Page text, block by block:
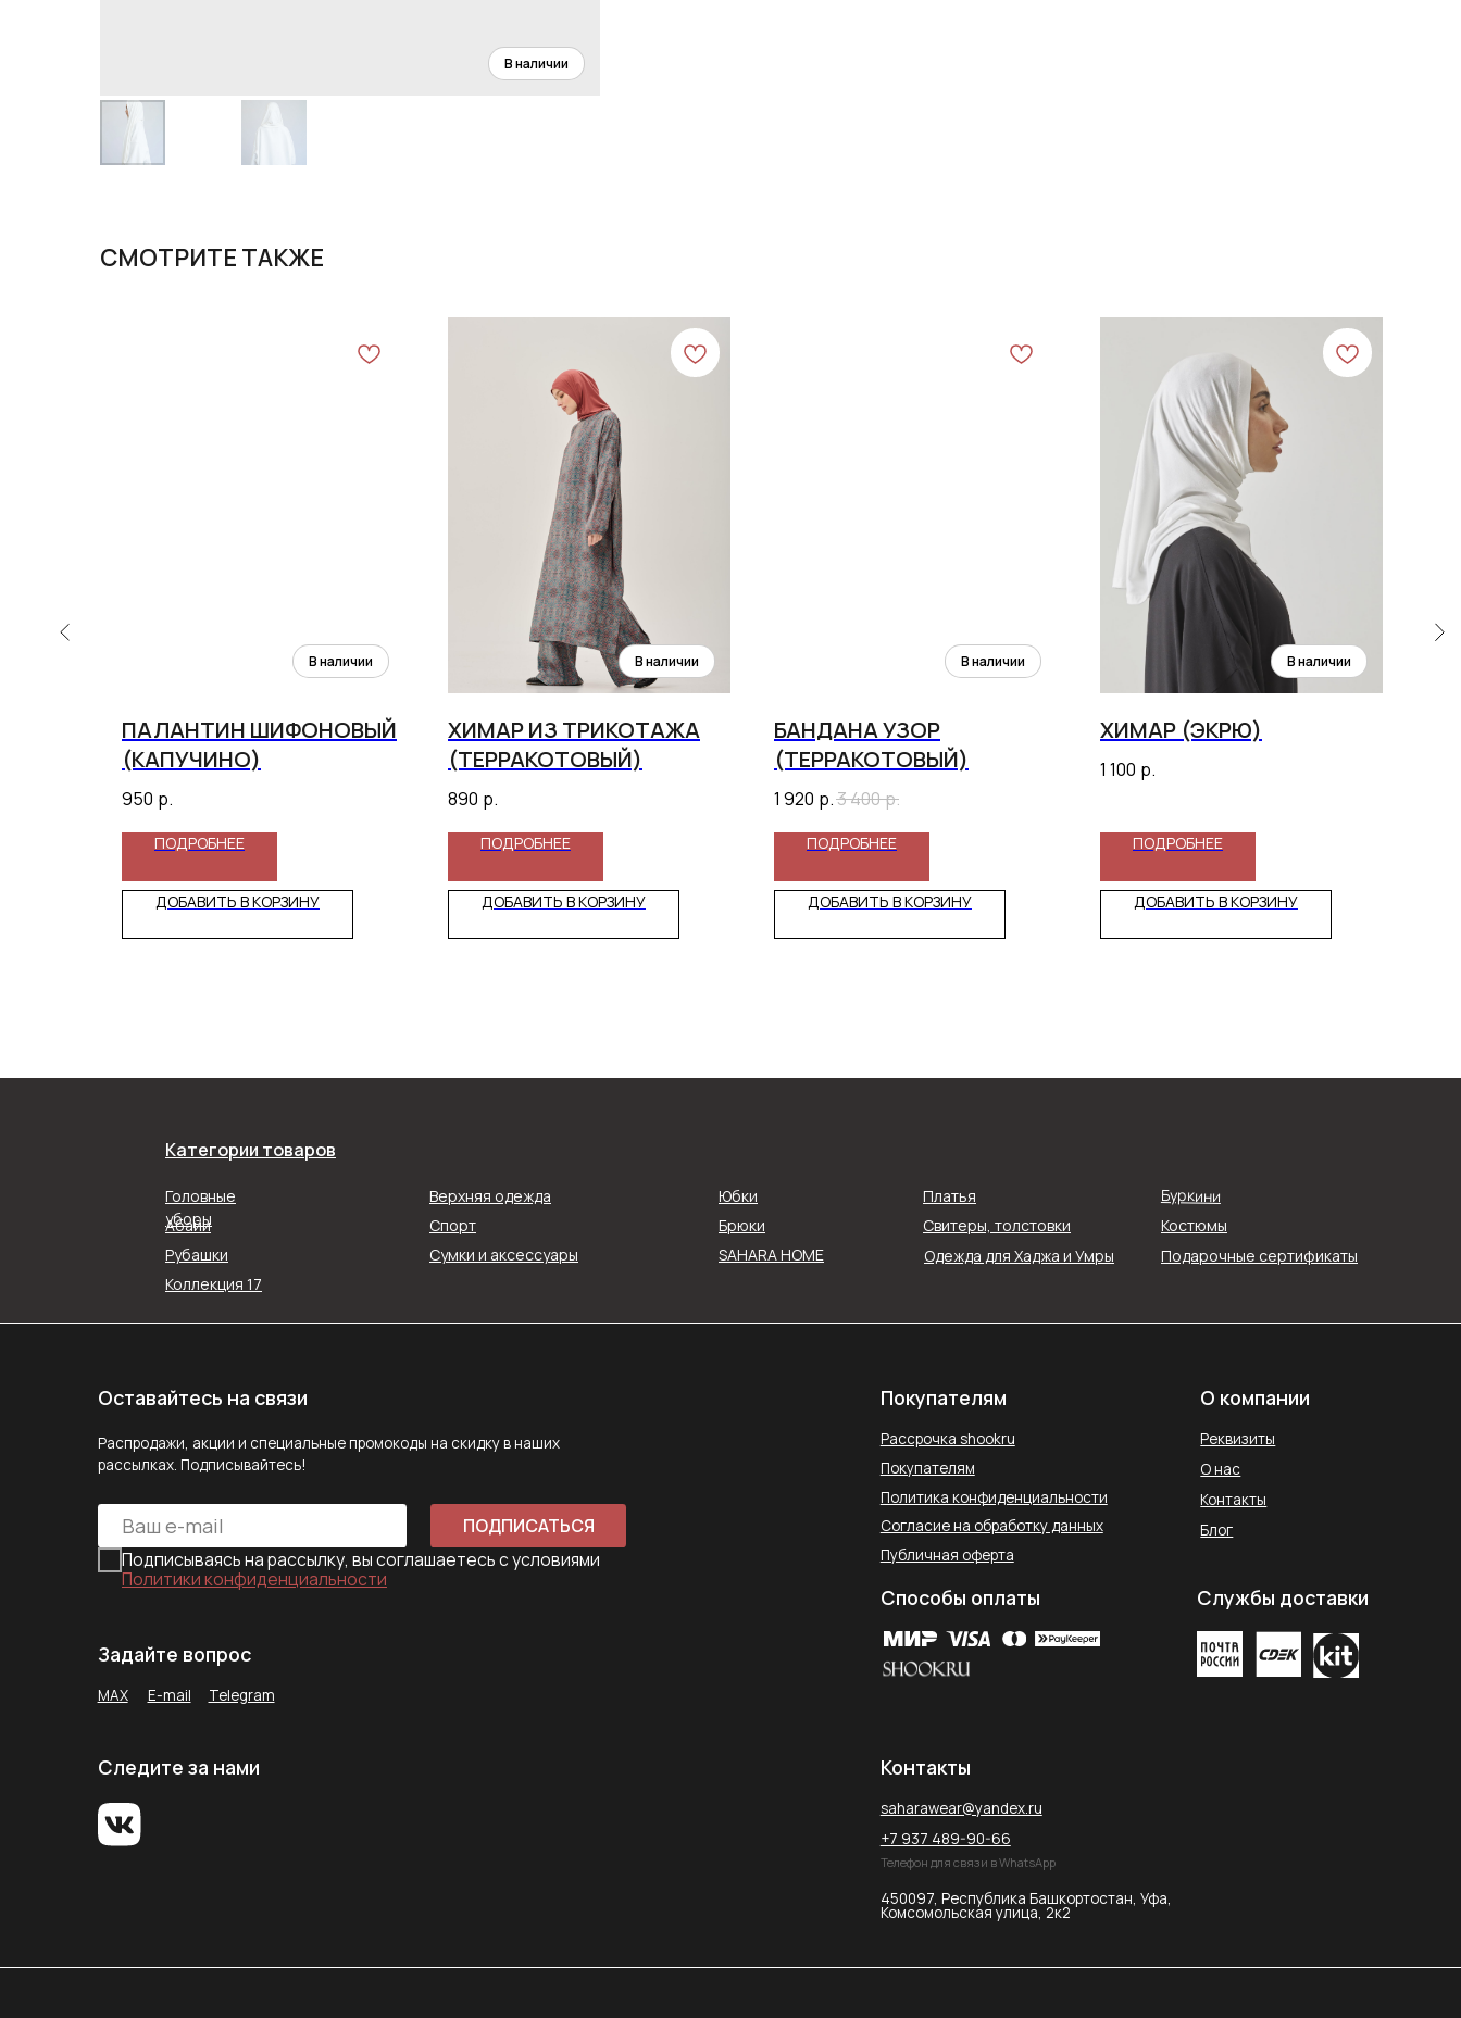
СМОТРИТЕ ТАКЖЕ
ПАЛАНТИН ШИФОНОВЫЙ
(КАПУЧИНО)
950 р.
ПОДРОБНЕЕ
ДОБАВИТЬ В КОРЗИНУ
ХИМАР ИЗ ТРИКОТАЖА
(ТЕРРАКОТОВЫЙ)
890 р.
ПОДРОБНЕЕ
ДОБАВИТЬ В КОРЗИНУ
БАНДАНА УЗОР
(ТЕРРАКОТОВЫЙ)
1 920 р.3 400р.
ПОДРОБНЕЕ
ДОБАВИТЬ В КОРЗИНУ
ХИМАР (ЭКРЮ)
1 100 р.
ПОДРОБНЕЕ
ДОБАВИТЬ В КОРЗИНУ
Категории товаров
Головные
уборы
Абайи
Рубашки
Коллекция 17
Спорт
Верхняя одежда
Сумки и аксессуары
Юбки
Брюки
SAHARA HOME
Платья
Свитеры, толстовки
Буркини
Костюмы
Подарочные сертификаты
Одежда для Хаджа и Умры
Оставайтесь на связи
Распродажи, акции и специальные промокоды на скидку в наших
рассылках. Подписывайтесь!
Подписываясь на рассылку, вы соглашаетесь с условиями
ПОДПИСАТЬСЯ
Политика конфиденциальности
Согласие на обработку данных
Блог
450097, Республика Башкортостан, Уфа,
Комсомольская улица, 2к2
Телефон для связи в WhatsApp
+7 937 489-90-66
saharawear@yandex.ru
Службы доставки
Способы оплаты
Следите за нами